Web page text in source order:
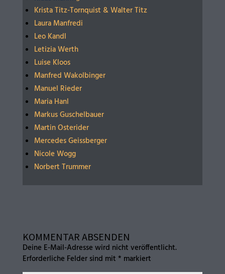
Krista Titz-Tornquist & Walter Titz
Laura Manfredi
Leo Kandl
Letizia Werth
Luise Kloos
Manfred Wakolbinger
Manuel Rieder
Maria Hanl
Markus Guschelbauer
Martin Osterider
Mercedes Geissberger
Nicole Wogg
Norbert Trummer
KOMMENTAR ABSENDEN
Deine E-Mail-Adresse wird nicht veröffentlicht.
Erforderliche Felder sind mit * markiert